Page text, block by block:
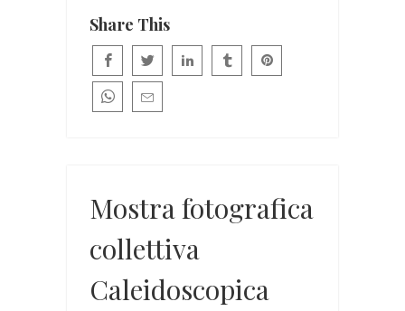
Share This
Mostra fotografica
collettiva
Caleidoscopica